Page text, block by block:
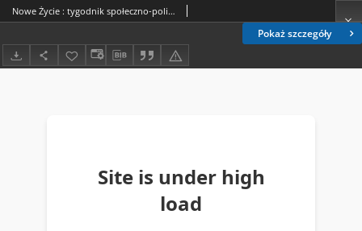
Pokaż szczegóły
Nowe Życie : tygodnik społeczno-polityczny, popularno-naukowy i literacki R. 1, nr 2 (13 paźdz. 1910)